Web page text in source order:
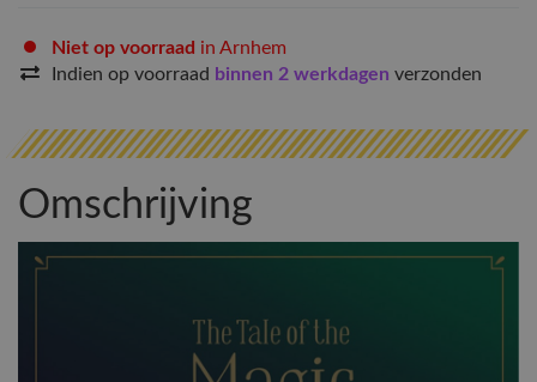
Niet op voorraad in Arnhem
Indien op voorraad binnen 2 werkdagen verzonden
Omschrijving